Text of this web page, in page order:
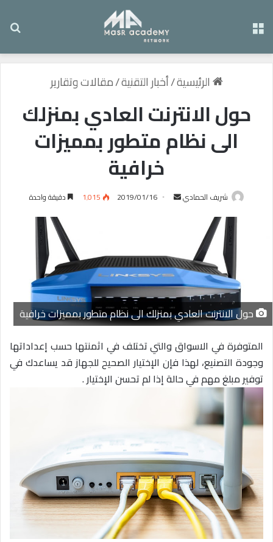
الرئيسية/أخبار التقنية/مقالات وتقارير
حول الانترنت العادي بمنزلك
الى نظام متطور بمميزات
خرافية
شريف الحمادي
ب
ر
ي
د
ا
إ
ك
ت
ر
2019/01/16 1٬015 دقيقة واحدة
حول الانترنت العادي بمنزلك الى نظام متطور بمميزات خرافية
المتوفرة في الاسواق والتي تختلف في اثمنتها حسب إعداداتها
وجودة التصنيع، لهذا فإن الإختيار الصحيح للجهاز قد يساعدك في
توفير مبلغ مهم في حالة إذا لم تحسن الإختيار .